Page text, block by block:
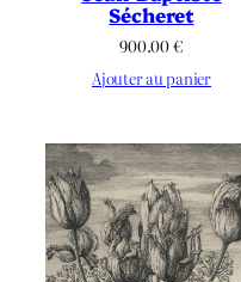
Sécheret
900.00€
Ajouter au panier